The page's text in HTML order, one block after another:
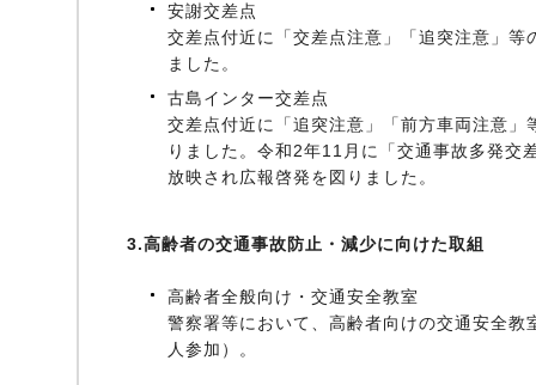
安謝交差点
交差点付近に「交差点注意」「追突注意」等
ました。
古島インター交差点
交差点付近に「追突注意」「前方車両注意」
りました。令和2年11月に「交通事故多発交
放映され広報啓発を図りました。
3.高齢者の交通事故防止・減少に向けた取組
高齢者全般向け・交通安全教室
警察署等において、高齢者向けの交通安全
人参加）。